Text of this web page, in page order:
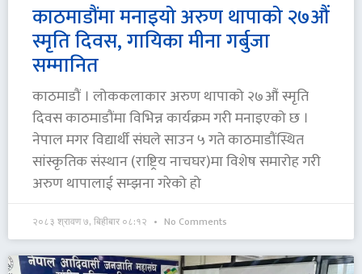
काठमाडौंमा मनाइयो अरुण थापाको २७औं
स्मृति दिवस, गायिका मीना गर्बुजा
सम्मानित
काठमाडौं । लोककलाकार अरुण थापाको २७औं स्मृति
दिवस काठमाडौंमा विभिन्न कार्यक्रम गरी मनाइएको छ ।
नेपाल मगर विद्यार्थी संघले साउन ५ गते काठमाडौंस्थित
सांस्कृतिक संस्थान (राष्ट्रिय नाचघर)मा विशेष समारोह गरी
अरुण थापालाई सम्झना गरेको हो
२०८३ श्रावण ७, बिहीबार ०८:१२ No Comments